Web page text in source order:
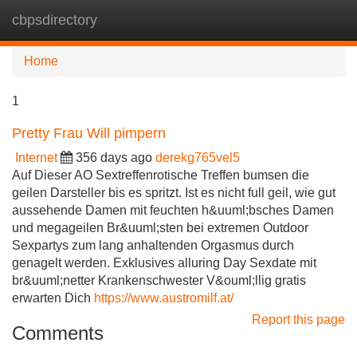
cbpsdirectory
Home
1
Pretty Frau Will pimpern
Internet 356 days ago derekg765vel5
Auf Dieser AO Sextreffenrotische Treffen bumsen die
geilen Darsteller bis es spritzt. Ist es nicht full geil, wie gut
aussehende Damen mit feuchten h&uuml;bsches Damen
und megageilen Br&uuml;sten bei extremen Outdoor
Sexpartys zum lang anhaltenden Orgasmus durch
genagelt werden. Exklusives alluring Day Sexdate mit
br&uuml;netter Krankenschwester V&ouml;llig gratis
erwarten Dich https://www.austromilf.at/
Report this page
Comments